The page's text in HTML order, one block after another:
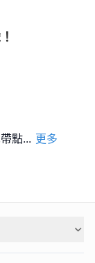
點... 更多